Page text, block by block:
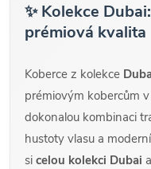
✨ Kolekce
prémiová kvalita
Koberce z kolekce
prémiovým kobercům
dokonalou kombinaci
hustoty vlasu a
si celou kolekci Dubai